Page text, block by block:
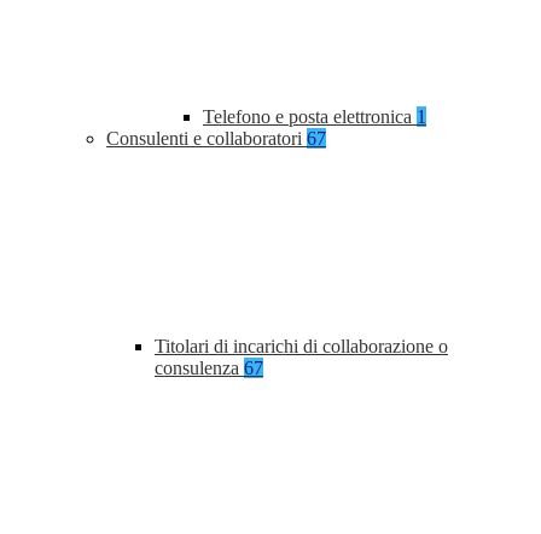
Telefono e posta elettronica 1
Consulenti e collaboratori 67
Titolari di incarichi di collaborazione o
consulenza 67